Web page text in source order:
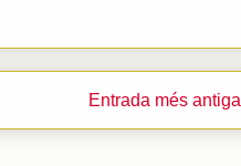
Entrada més antiga